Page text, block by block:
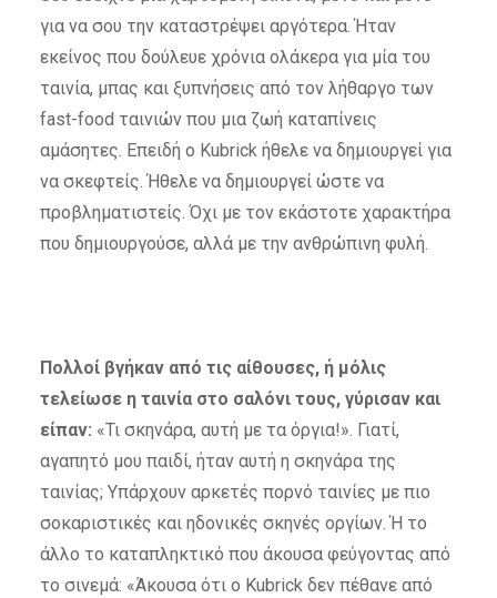
για να σου την καταστρέψει αργότερα. Ήταν
εκείνος που δούλευε χρόνια ολάκερα για μία του
ταινία, μπας και ξυπνήσεις από τον λήθαργο των
fast-food ταινιών που μια ζωή καταπίνεις
αμάσητες. Επειδή ο Kubrick ήθελε να δημιουργεί για
να σκεφτείς. Ήθελε να δημιουργεί ώστε να
προβληματιστείς. Όχι με τον εκάστοτε χαρακτήρα
που δημιουργούσε, αλλά με την ανθρώπινη φυλή.
Πολλοί βγήκαν από τις αίθουσες, ή μόλις
τελείωσε η ταινία στο σαλόνι τους, γύρισαν και
είπαν: «Τι σκηνάρα, αυτή με τα όργια!». Γιατί,
αγαπητό μου παιδί, ήταν αυτή η σκηνάρα της
ταινίας; Υπάρχουν αρκετές πορνό ταινίες με πιο
σοκαριστικές και ηδονικές σκηνές οργίων. Ή το
άλλο το καταπληκτικό που άκουσα φεύγοντας από
το σινεμά: «Άκουσα ότι ο Kubrick δεν πέθανε από